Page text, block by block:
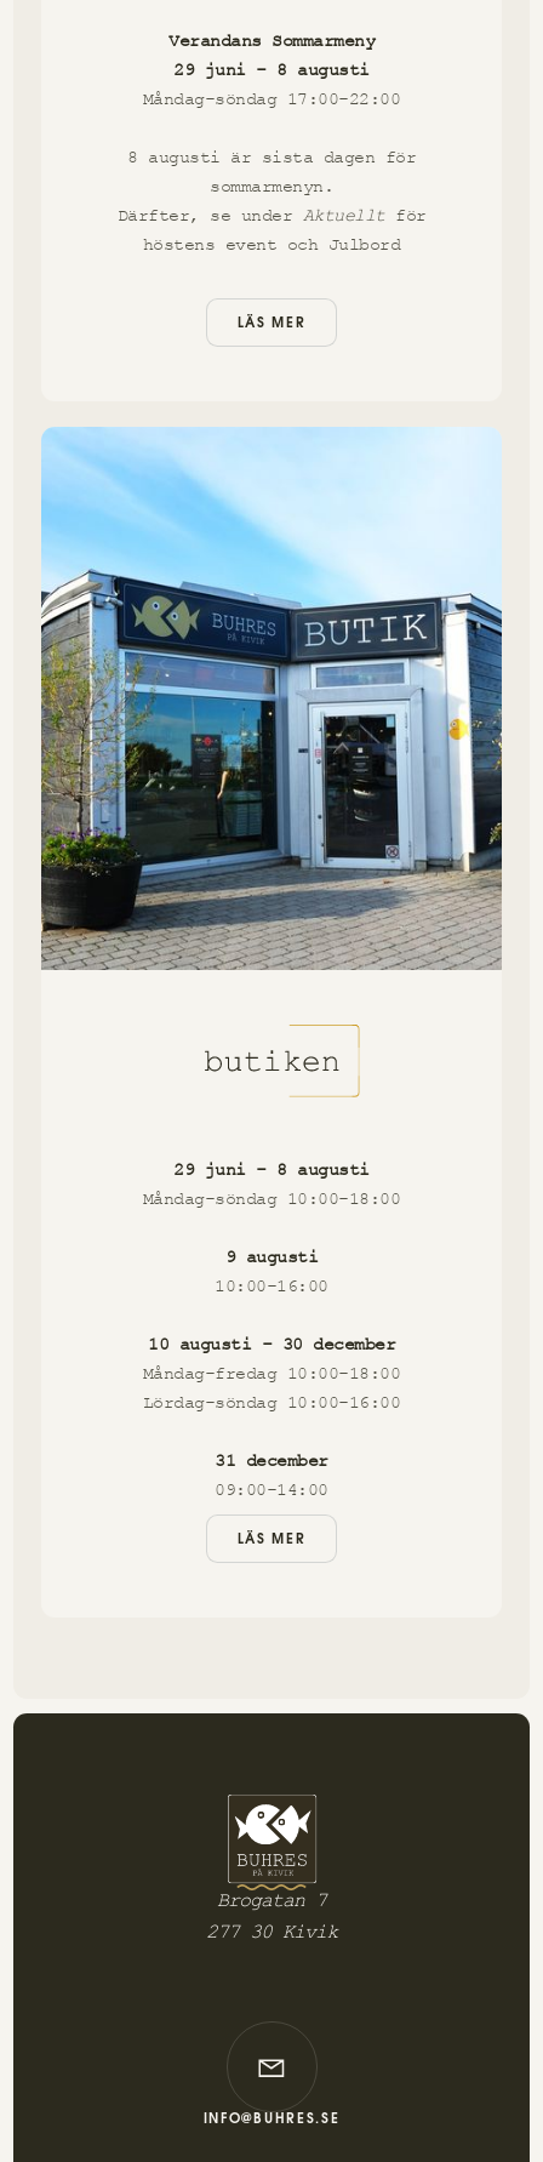
Verandans Sommarmeny
29 juni - 8 augusti
Måndag-söndag 17:00-22:00
8 augusti är sista dagen för
sommarmenyn.
Därfter, se under Aktuelltför
höstens event och Julbord
LÄS MER
29 juni - 8 augusti
Måndag-söndag 10:00-18:00
9 augusti
10:00-16:00
10 augusti - 30 december
Måndag-fredag 10:00-18:00
Lördag-söndag 10:00-16:00
31 december
09:00-14:00
LÄS MER
INFO@BUHRES.SE
Brogatan 7
277 30 Kivik